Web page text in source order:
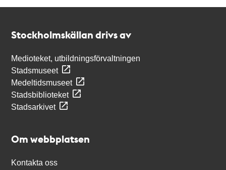
Stockholmskällan drivs av
Medioteket, utbildningsförvaltningen
Stadsmuseet
Medeltidsmuseet
Stadsbiblioteket
Stadsarkivet
Om webbplatsen
Kontakta oss